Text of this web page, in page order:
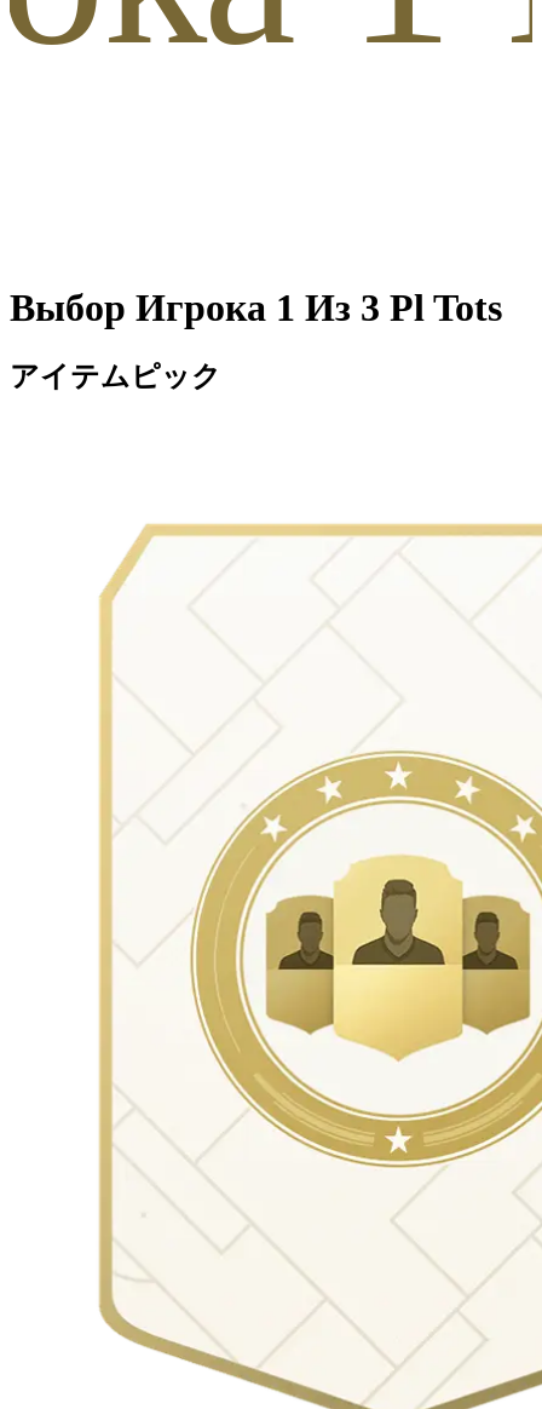
Выбор Игрока 1 Из 3 Pl Tots
アイテムピック